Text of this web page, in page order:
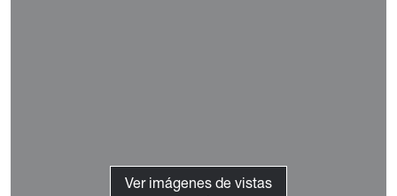
Ver imágenes de vistas